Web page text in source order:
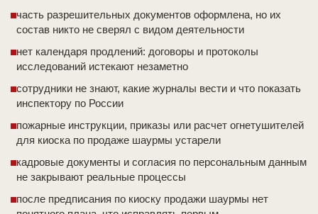
часть разрешительных документов оформлена, но их
состав никто не сверял с видом деятельности
нет календаря продлений: договоры и протоколы
исследований истекают незаметно
сотрудники не знают, какие журналы вести и что показать
инспектору по России
пожарные инструкции, приказы или расчет огнетушителей
для киоска по продаже шаурмы устарели
кадровые документы и согласия по персональным данным
не закрывают реальные процессы
после предписания по киоску продажи шаурмы нет